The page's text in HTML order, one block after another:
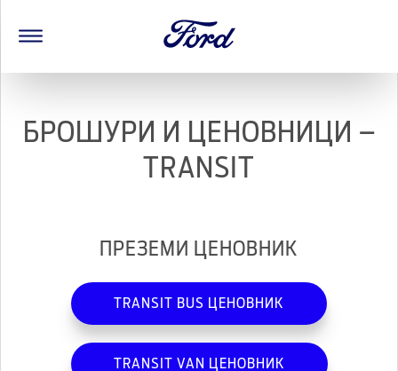
БРОШУРИ И ЦЕНОВНИЦИ –
TRANSIT
ПРЕЗЕМИ ЦЕНОВНИК
TRANSIT BUS ЦЕНОВНИК
TRANSIT VAN ЦЕНОВНИК